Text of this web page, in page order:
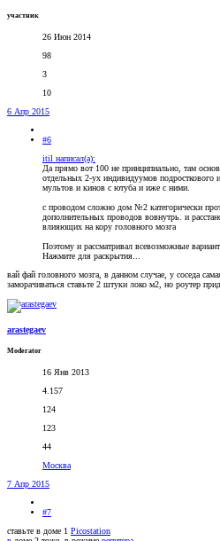
участник
26 Июн 2014
98
3
10
6 Апр 2015
#6
itil написал(а):
Да прямо вот 100 не принципиально, там
отдельных 2-ух индивидуумов подросткового
мультов и кинов с ютуба и иже с ними.
с проводом сложно дом №2 категорически
дополнительных проводов вовнутрь. и
влияющих на кору головного мозга
Поэтому и рассматривал всевозможные
Нажмите для раскрытия...
вай фай головного мозга, в данном случае, у соседа
заморачиваться ставьте 2 штуки локо м2, но роутер
arastegaev
Moderator
16 Янв 2013
4.157
124
123
44
Москва
7 Апр 2015
#7
ставьте в доме 1 Picostation